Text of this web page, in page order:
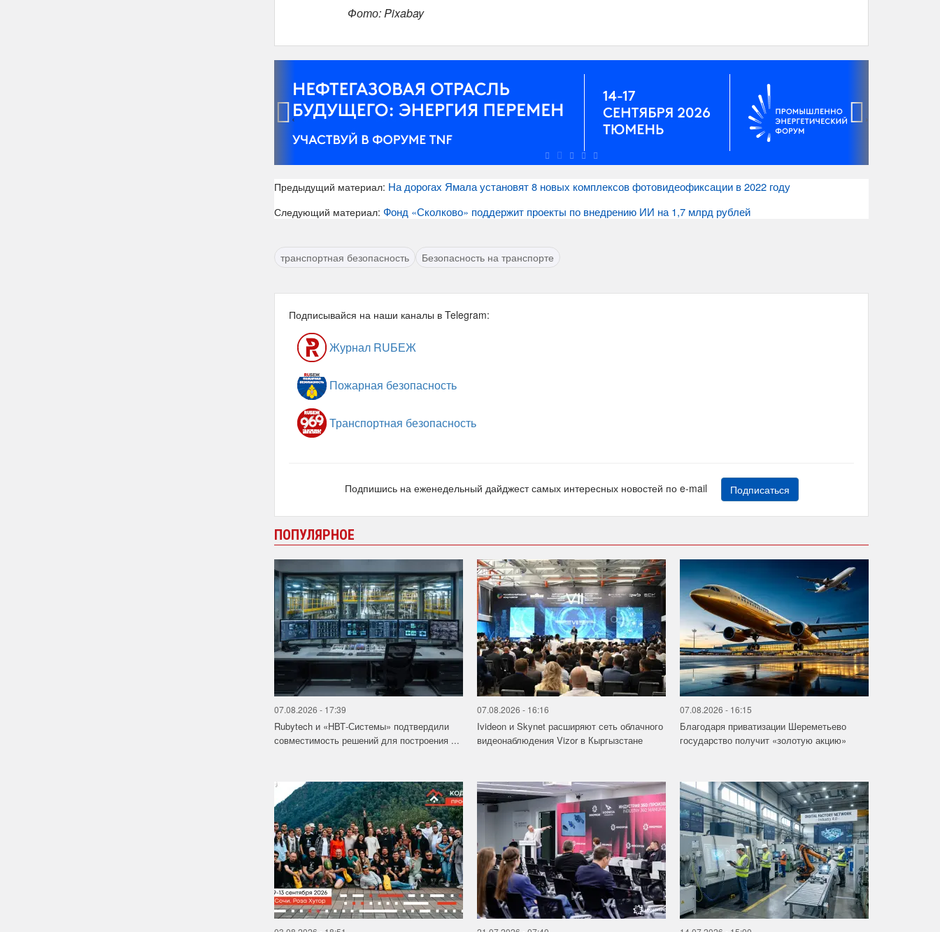
Фото: Pixabay
‹ ›
Предыдущий материал: На дорогах Ямала установят 8 новых комплексов фотовидеофиксации в 2022 году
Следующий материал: Фонд «Сколково» поддержит проекты по внедрению ИИ на 1,7 млрд рублей
транспортная безопасность Безопасность на транспорте
Подписывайся на наши каналы в Telegram:
Журнал RUБЕЖ
Пожарная безопасность
Транспортная безопасность
Подпишись на еженедельный дайджест самых интересных новостей по e-mail Подписаться
ПОПУЛЯРНОЕ
07.08.2026 - 17:39
Rubytech и «НВТ-Системы» подтвердили
совместимость решений для построения ...
07.08.2026 - 16:16
Ivideon и Skynet расширяют сеть облачного
видеонаблюдения Vizor в Кыргызстане
07.08.2026 - 16:15
Благодаря приватизации Шереметьево
государство получит «золотую акцию»